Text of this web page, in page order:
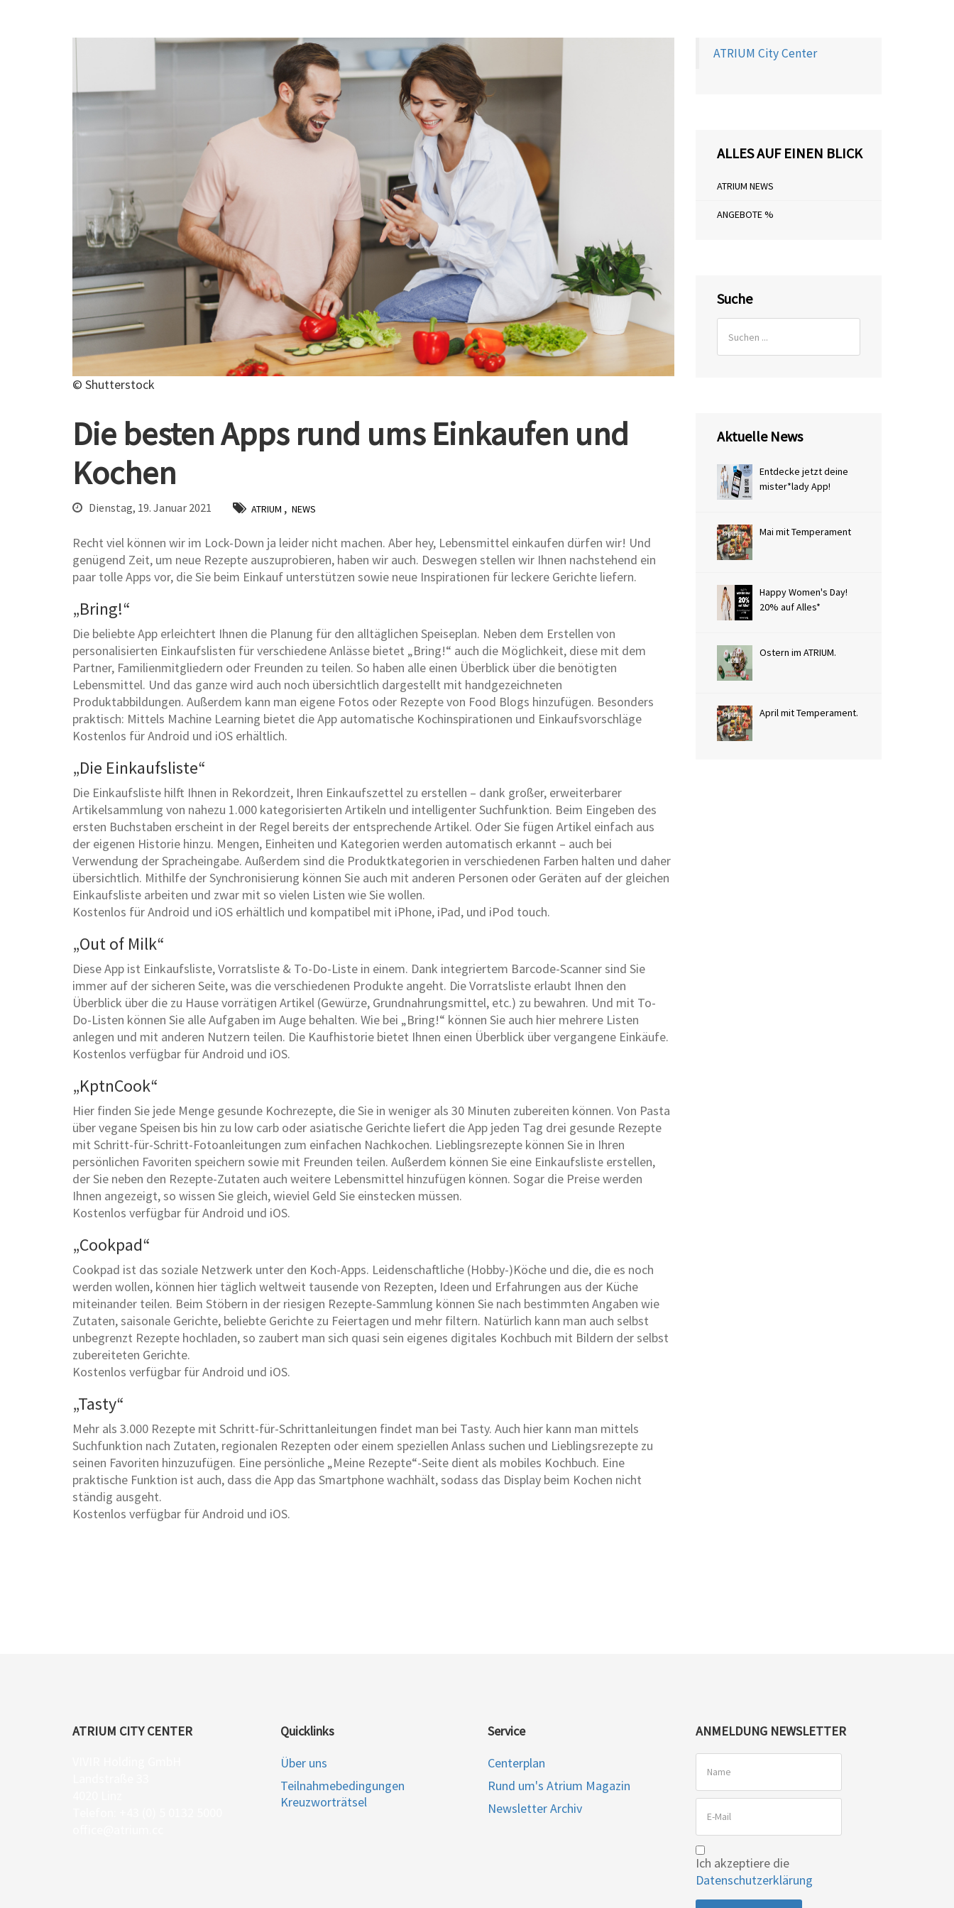
© Shutterstock
Die besten Apps rund ums Einkaufen und
Kochen
Dienstag, 19. Januar 2021 ATRIUM , NEWS
Recht viel können wir im Lock-Down ja leider nicht machen. Aber hey, Lebensmittel einkaufen dürfen wir! Und
genügend Zeit, um neue Rezepte auszuprobieren, haben wir auch. Deswegen stellen wir Ihnen nachstehend ein
paar tolle Apps vor, die Sie beim Einkauf unterstützen sowie neue Inspirationen für leckere Gerichte liefern.
„Bring!“
Die beliebte App erleichtert Ihnen die Planung für den alltäglichen Speiseplan. Neben dem Erstellen von
personalisierten Einkaufslisten für verschiedene Anlässe bietet „Bring!“ auch die Möglichkeit, diese mit dem
Partner, Familienmitgliedern oder Freunden zu teilen. So haben alle einen Überblick über die benötigten
Lebensmittel. Und das ganze wird auch noch übersichtlich dargestellt mit handgezeichneten
Produktabbildungen. Außerdem kann man eigene Fotos oder Rezepte von Food Blogs hinzufügen. Besonders
praktisch: Mittels Machine Learning bietet die App automatische Kochinspirationen und Einkaufsvorschläge
Kostenlos für Android und iOS erhältlich.
„Die Einkaufsliste“
Die Einkaufsliste hilft Ihnen in Rekordzeit, Ihren Einkaufszettel zu erstellen – dank großer, erweiterbarer
Artikelsammlung von nahezu 1.000 kategorisierten Artikeln und intelligenter Suchfunktion. Beim Eingeben des
ersten Buchstaben erscheint in der Regel bereits der entsprechende Artikel. Oder Sie fügen Artikel einfach aus
der eigenen Historie hinzu. Mengen, Einheiten und Kategorien werden automatisch erkannt – auch bei
Verwendung der Spracheingabe. Außerdem sind die Produktkategorien in verschiedenen Farben halten und daher
übersichtlich. Mithilfe der Synchronisierung können Sie auch mit anderen Personen oder Geräten auf der gleichen
Einkaufsliste arbeiten und zwar mit so vielen Listen wie Sie wollen.
Kostenlos für Android und iOS erhältlich und kompatibel mit iPhone, iPad, und iPod touch.
„Out of Milk“
Diese App ist Einkaufsliste, Vorratsliste & To-Do-Liste in einem. Dank integriertem Barcode-Scanner sind Sie
immer auf der sicheren Seite, was die verschiedenen Produkte angeht. Die Vorratsliste erlaubt Ihnen den
Überblick über die zu Hause vorrätigen Artikel (Gewürze, Grundnahrungsmittel, etc.) zu bewahren. Und mit To-
Do-Listen können Sie alle Aufgaben im Auge behalten. Wie bei „Bring!“ können Sie auch hier mehrere Listen
anlegen und mit anderen Nutzern teilen. Die Kaufhistorie bietet Ihnen einen Überblick über vergangene Einkäufe.
Kostenlos verfügbar für Android und iOS.
„KptnCook“
Hier finden Sie jede Menge gesunde Kochrezepte, die Sie in weniger als 30 Minuten zubereiten können. Von Pasta
über vegane Speisen bis hin zu low carb oder asiatische Gerichte liefert die App jeden Tag drei gesunde Rezepte
mit Schritt-für-Schritt-Fotoanleitungen zum einfachen Nachkochen. Lieblingsrezepte können Sie in Ihren
persönlichen Favoriten speichern sowie mit Freunden teilen. Außerdem können Sie eine Einkaufsliste erstellen,
der Sie neben den Rezepte-Zutaten auch weitere Lebensmittel hinzufügen können. Sogar die Preise werden
Ihnen angezeigt, so wissen Sie gleich, wieviel Geld Sie einstecken müssen.
Kostenlos verfügbar für Android und iOS.
„Cookpad“
Cookpad ist das soziale Netzwerk unter den Koch-Apps. Leidenschaftliche (Hobby-)Köche und die, die es noch
werden wollen, können hier täglich weltweit tausende von Rezepten, Ideen und Erfahrungen aus der Küche
miteinander teilen. Beim Stöbern in der riesigen Rezepte-Sammlung können Sie nach bestimmten Angaben wie
Zutaten, saisonale Gerichte, beliebte Gerichte zu Feiertagen und mehr filtern. Natürlich kann man auch selbst
unbegrenzt Rezepte hochladen, so zaubert man sich quasi sein eigenes digitales Kochbuch mit Bildern der selbst
zubereiteten Gerichte.
Kostenlos verfügbar für Android und iOS.
„Tasty“
Mehr als 3.000 Rezepte mit Schritt-für-Schrittanleitungen findet man bei Tasty. Auch hier kann man mittels
Suchfunktion nach Zutaten, regionalen Rezepten oder einem speziellen Anlass suchen und Lieblingsrezepte zu
seinen Favoriten hinzuzufügen. Eine persönliche „Meine Rezepte“-Seite dient als mobiles Kochbuch. Eine
praktische Funktion ist auch, dass die App das Smartphone wachhält, sodass das Display beim Kochen nicht
ständig ausgeht.
Kostenlos verfügbar für Android und iOS.
ATRIUM City Center
ALLES AUF EINEN BLICK
ATRIUM NEWS
ANGEBOTE %
Suche
Aktuelle News
Entdecke jetzt deine
mister*lady App!
Mai mit Temperament
Happy Women's Day!
20% auf Alles*
Ostern im ATRIUM.
April mit Temperament.
ATRIUM CITY CENTER
Quicklinks
Über uns
Teilnahmebedingungen
Kreuzworträtsel
Service
Centerplan
Rund um's Atrium Magazin
Newsletter Archiv
ANMELDUNG NEWSLETTER
Ich akzeptiere die
Datenschutzerklärung